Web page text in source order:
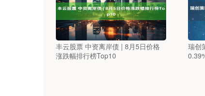
丰云股票 中资离岸债 | 8月5日价格
涨跌幅排行榜Top10
瑞创